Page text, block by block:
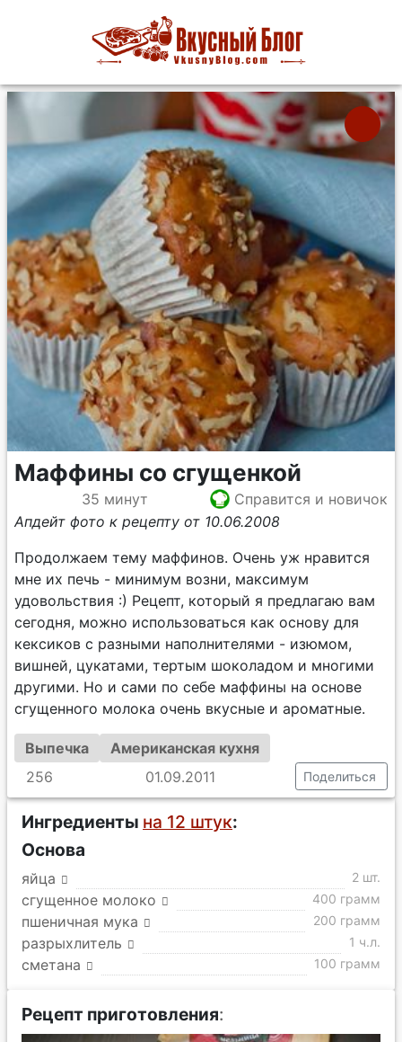
Маффины со сгущенкой
35 минут
Справится и новичок
Апдейт фото к рецепту от 10.06.2008
Продолжаем тему маффинов. Очень уж нравится
мне их печь - минимум возни, максимум
удовольствия :) Рецепт, который я предлагаю вам
сегодня, можно использоваться как основу для
кексиков с разными наполнителями - изюмом,
вишней, цукатами, тертым шоколадом и многими
другими. Но и сами по себе маффины на основе
сгущенного молока очень вкусные и ароматные.
Выпечка
Американская кухня
256
01.09.2011 Поделиться
Ингредиенты на 12 штук:
Основа
яйца 2 шт.
сгущенное молоко 400 грамм
пшеничная мука 200 грамм
разрыхлитель 1 ч.л.
сметана 100 грамм
Рецепт приготовления: